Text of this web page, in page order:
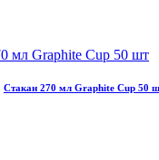
Стакан 270 мл Graphite Сup 50